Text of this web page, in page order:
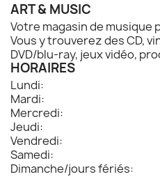
ART & MUSIC
Votre magasin de musique
Vous y trouverez des CD,
DVD/blu-ray, jeux vidéo,
HORAIRES
Lundi:
Mardi:
Mercredi:
Jeudi:
Vendredi:
Samedi:
Dimanche/jours fériés: